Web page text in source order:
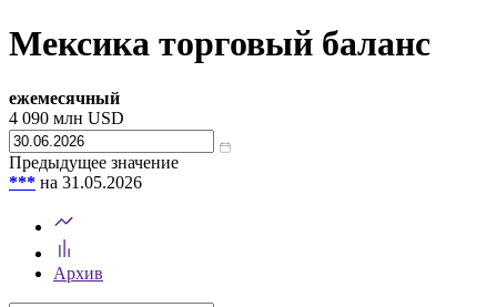
Мексика торговый баланс
ежемесячный
4 090 млн USD
Предыдущее значение
*** на 31.05.2026
Архив